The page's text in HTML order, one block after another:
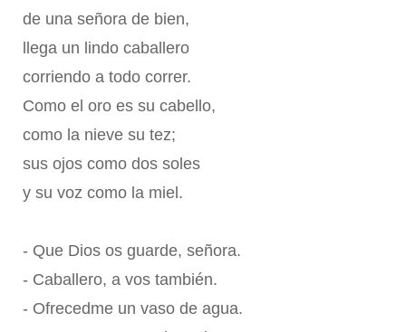
de una señora de bien,
llega un lindo caballero
corriendo a todo correr.
Como el oro es su cabello,
como la nieve su tez;
sus ojos como dos soles
y su voz como la miel.
- Que Dios os guarde, señora.
- Caballero, a vos también.
- Ofrecedme un vaso de agua.